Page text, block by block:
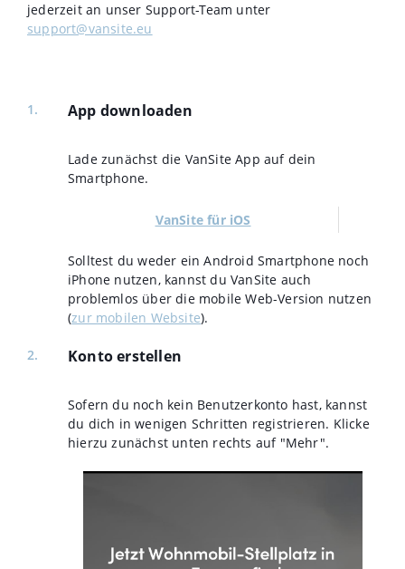
jederzeit an unser Support-Team unter
support@vansite.eu
App downloaden
Lade zunächst die VanSite App auf dein
Smartphone.
VanSite für iOS
Solltest du weder ein Android Smartphone noch
iPhone nutzen, kannst du VanSite auch
problemlos über die mobile Web-Version nutzen
(zur mobilen Website).
Konto erstellen
Sofern du noch kein Benutzerkonto hast, kannst
du dich in wenigen Schritten registrieren. Klicke
hierzu zunächst unten rechts auf "Mehr".